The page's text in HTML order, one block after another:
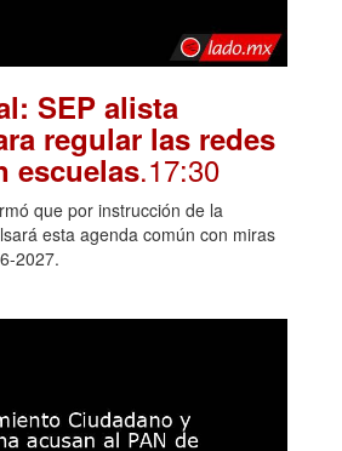
SEP alista
regular las redes
escuelas.17:30
que por instrucción de la
esta agenda común con miras
2027.